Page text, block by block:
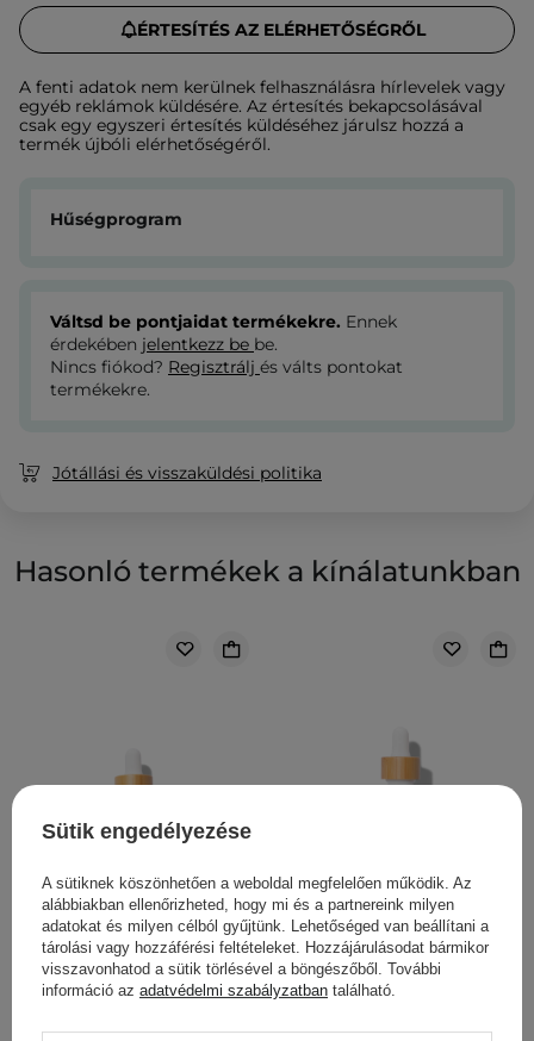
ÉRTESÍTÉS AZ ELÉRHETŐSÉGRŐL
A fenti adatok nem kerülnek felhasználásra hírlevelek vagy
egyéb reklámok küldésére. Az értesítés bekapcsolásával
csak egy egyszeri értesítés küldéséhez járulsz hozzá a
termék újbóli elérhetőségéről.
Hűségprogram
Váltsd be pontjaidat termékekre. Ennek
érdekében jelentkezz be be.
Nincs fiókod? Regisztrálj és válts pontokat
termékekre.
Jótállási és visszaküldési politika
Hasonló termékek a kínálatunkban
Sütik engedélyezése
A sütiknek köszönhetően a weboldal megfelelően működik. Az
alábbiakban ellenőrizheted, hogy mi és a partnereink milyen
adatokat és milyen célból gyűjtünk. Lehetőséged van beállítani a
tárolási vagy hozzáférési feltételeket. Hozzájárulásodat bármikor
visszavonhatod a sütik törlésével a böngészőből. További
információ az adatvédelmi szabályzatban található.